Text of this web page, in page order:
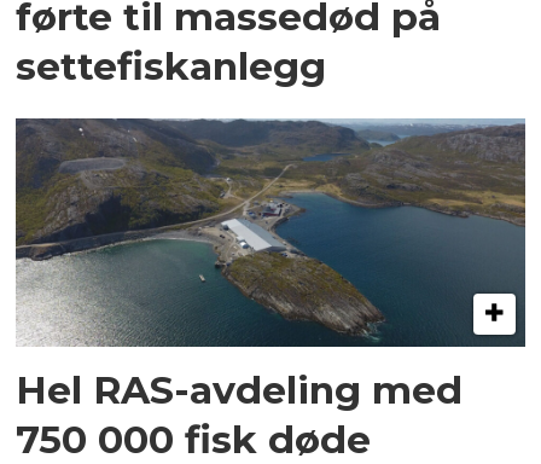
førte til massedød på
settefiskanlegg
Hel RAS-avdeling med
750 000 fisk døde